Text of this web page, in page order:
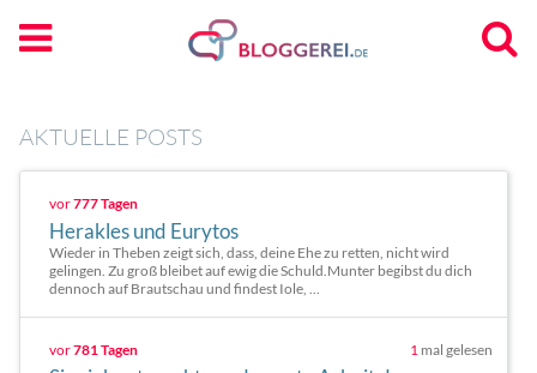
AKTUELLE POSTS
vor777 Tagen
Herakles und Eurytos
Wieder in Theben zeigt sich, dass, deine Ehe zu retten, nicht wird
gelingen. Zu groß bleibet auf ewig die Schuld.Munter begibst du dich
dennoch auf Brautschau und findest Iole, ...
vor781 Tagen 1 mal gelesen